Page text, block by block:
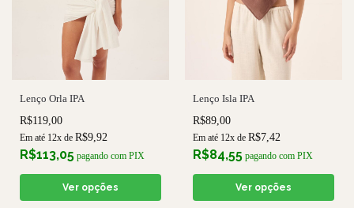
Lenço Orla IPA
R$119,00
Em até 12x de R$9,92
R$113,05 pagando com PIX
Ver opções
Lenço Isla IPA
R$89,00
Em até 12x de R$7,42
R$84,55 pagando com PIX
Ver opções